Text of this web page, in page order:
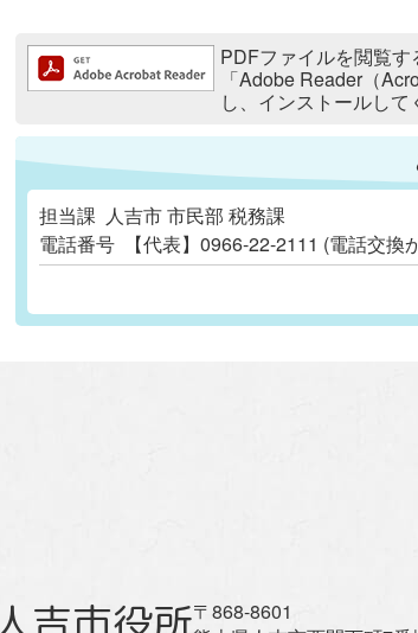
追加情報：PDFファイルPDFファイルを閲覧
「Adobe Reader（
し、インストールして
担当課 人吉市 市民部 税務課
電話番号
【代表】0966-22-2111 (電話交
〒868-8601